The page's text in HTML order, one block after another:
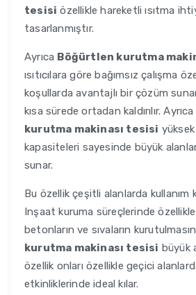
tesisi özellikle hareketli ısıtma
tasarlanmıştır.
Ayrıca Böğürtlen kurutma
ısıtıcılara göre bağımsız çalışma
koşullarda avantajlı bir çözüm
kısa sürede ortadan kaldırılır. Ayrıca
kurutma makinası tesisi yüksek
kapasiteleri sayesinde büyük
sunar.
Bu özellik çeşitli alanlarda kullanım
Inşaat kuruma süreçlerinde
betonların ve sıvaların
kurutma makinası tesisi büyük
özellik onları özellikle geçici
etkinliklerinde ideal kılar.